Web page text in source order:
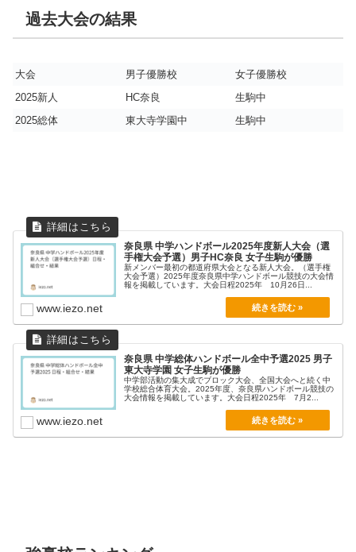
過去大会の結果
大会 男子優勝校
女子優勝校
2025新人
HC奈良
生駒中
2025総体
東大寺学園中 生駒中
奈良県 中学ハンドボール2025年度新人大会（選
手権大会予選）男子HC奈良 女子生駒が優勝
新メンバー最初の都道府県大会となる新人大会。（選手権
大会予選）2025年度奈良県中学ハンドボール競技の大会情
報を掲載しています。大会日程2025年 10月26日...
www.iezo.net
奈良県 中学総体ハンドボール全中予選2025 男子
東大寺学園 女子生駒が優勝
中学部活動の集大成でブロック大会、全国大会へと続く中
学校総合体育大会。2025年度、奈良県ハンドボール競技の
大会情報を掲載しています。大会日程2025年 7月2...
www.iezo.net